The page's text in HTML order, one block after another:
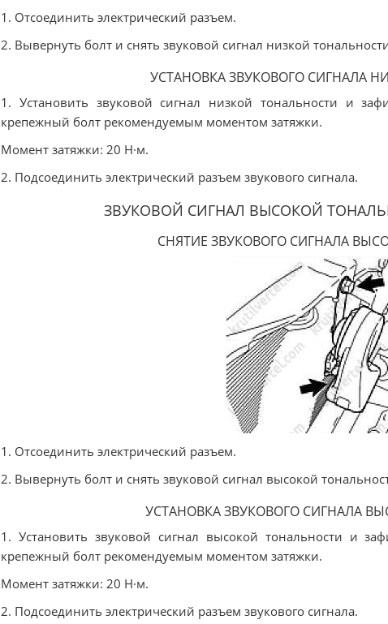
1. Отсоединить электрический разъем.
2. Вывернуть болт и снять звуковой сигнал низкой
УСТАНОВКА ЗВУКОВОГО СИГНАЛА
1. Установить звуковой сигнал низкой тональности и
крепежный болт рекомендуемым моментом затяжки.
Момент затяжки: 20 Н·м.
2. Подсоединить электрический разъем звукового сигнала.
ЗВУКОВОЙ СИГНАЛ ВЫСОКОЙ
СНЯТИЕ ЗВУКОВОГО СИГНАЛА
1. Отсоединить электрический разъем.
2. Вывернуть болт и снять звуковой сигнал высокой
УСТАНОВКА ЗВУКОВОГО СИГНАЛА
1. Установить звуковой сигнал высокой тональности и
крепежный болт рекомендуемым моментом затяжки.
Момент затяжки: 20 Н·м.
2. Подсоединить электрический разъем звукового сигнала.